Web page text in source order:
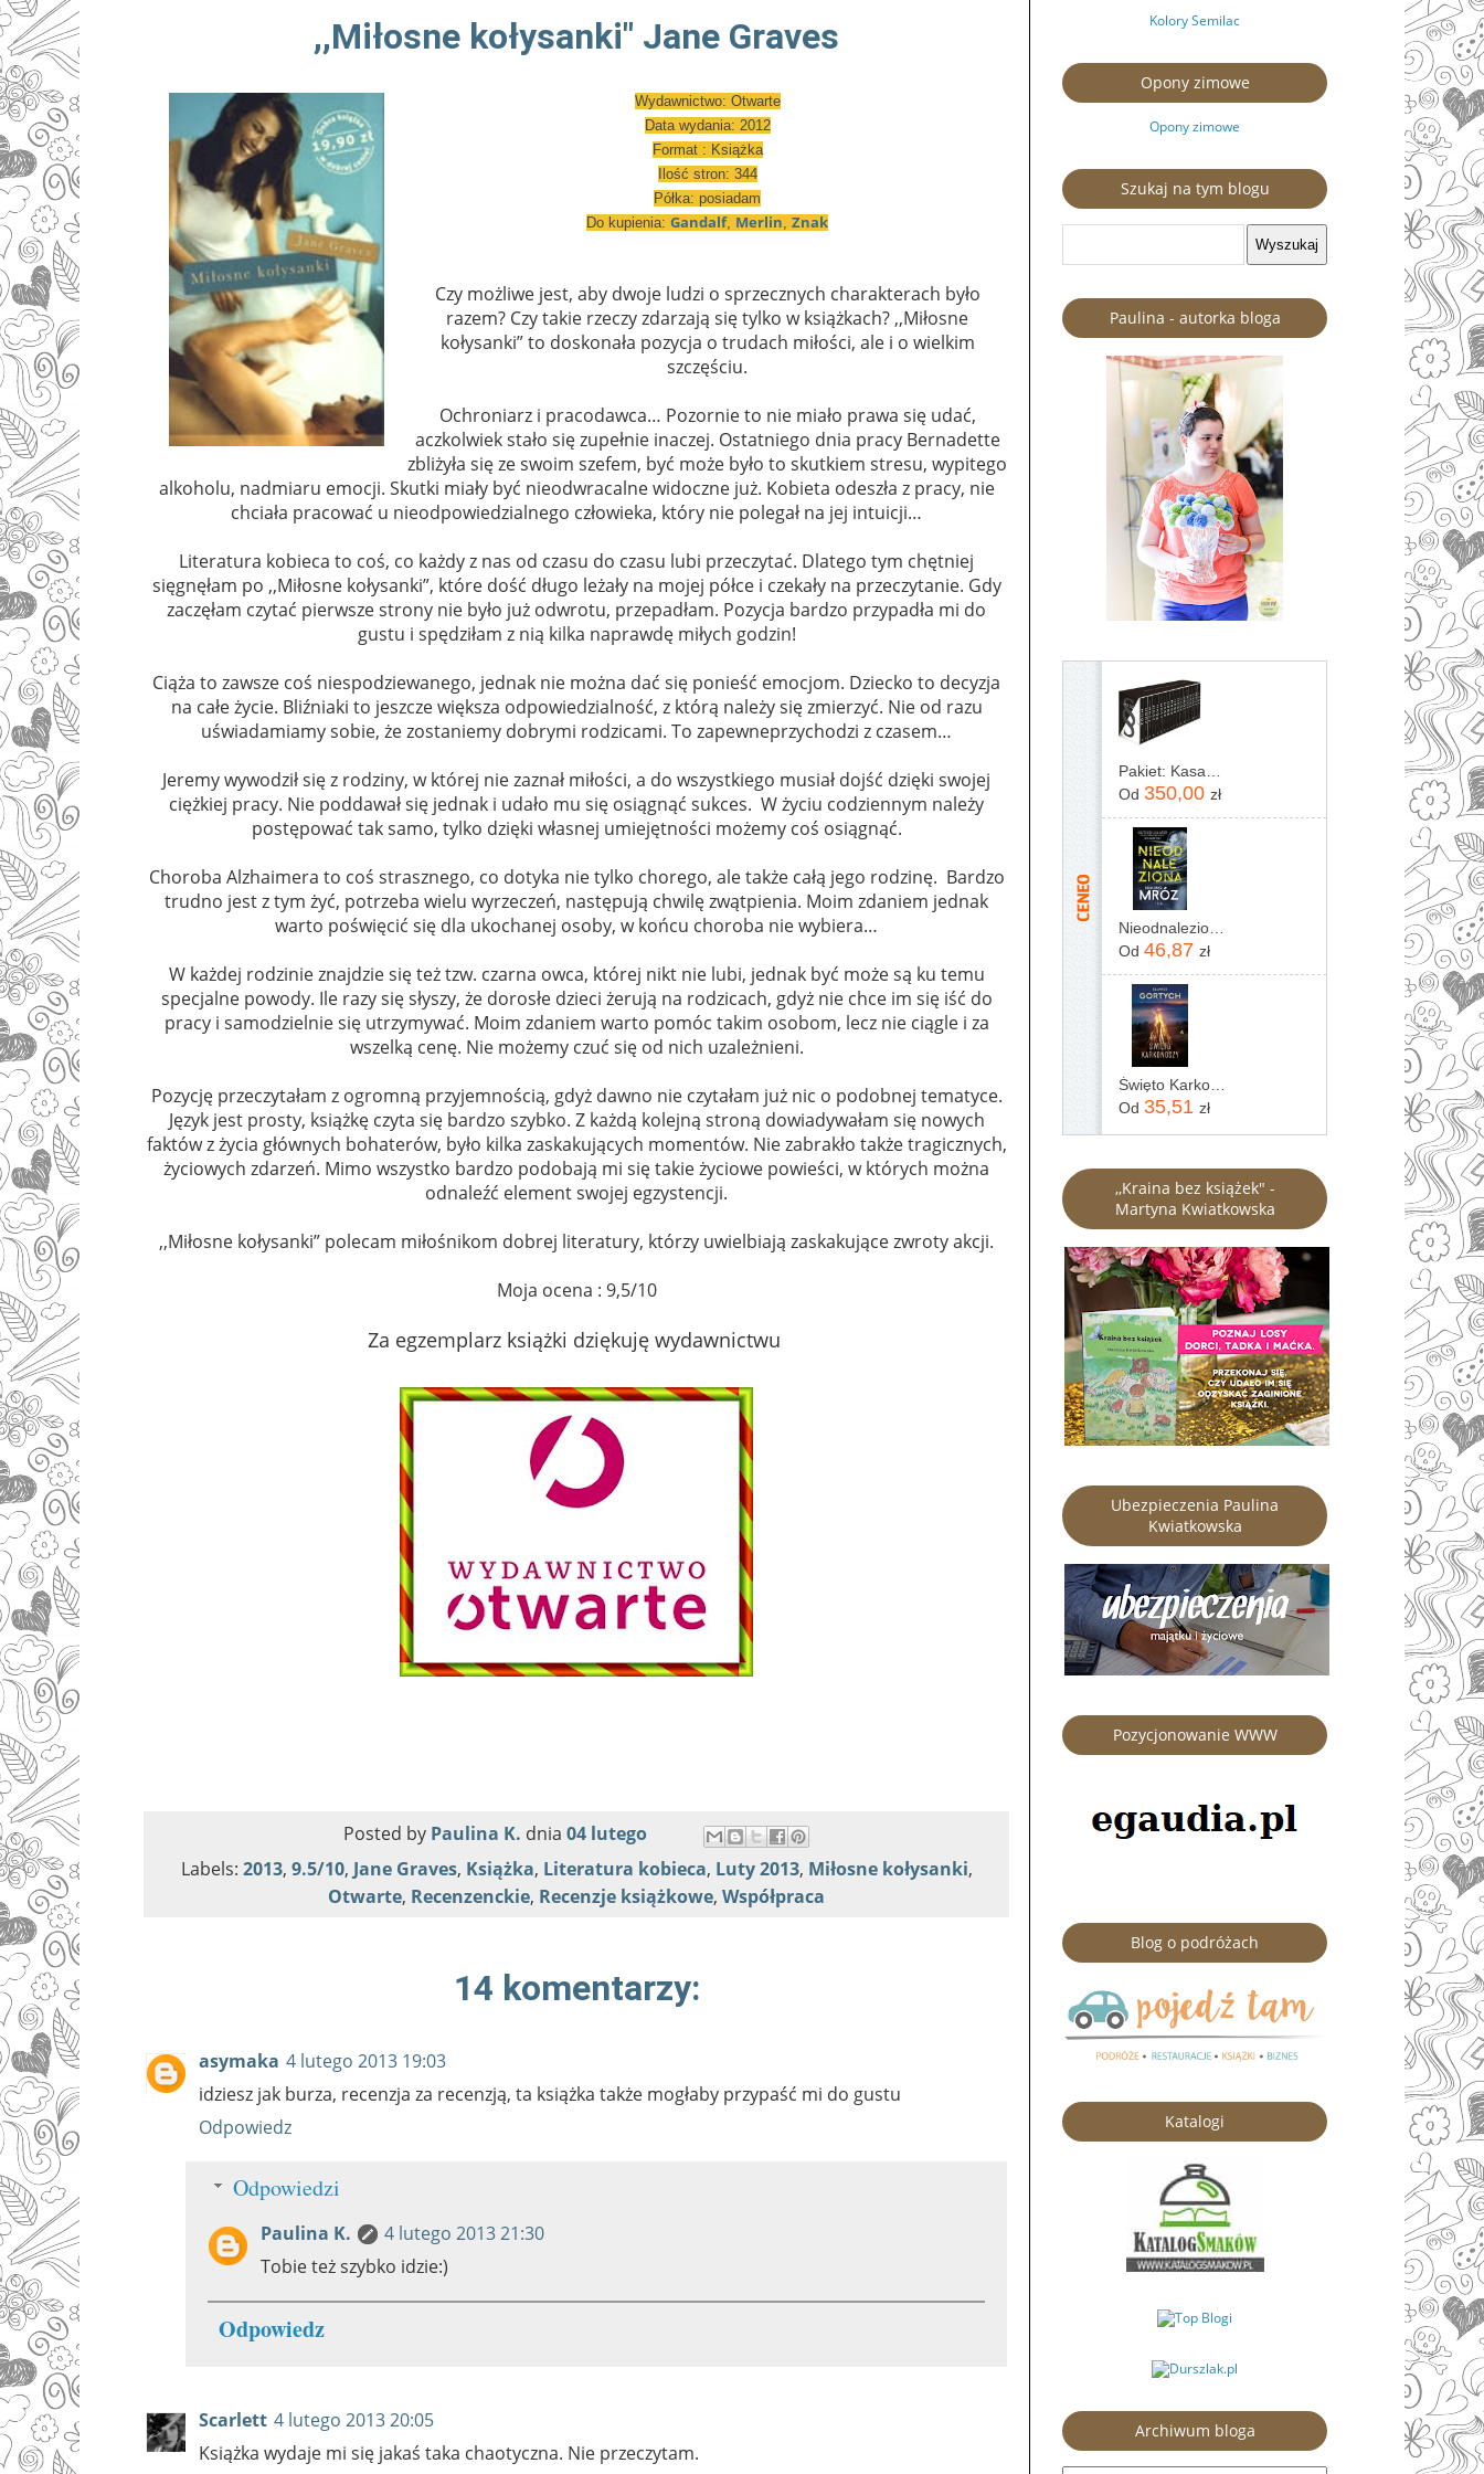
,,Miłosne kołysanki" Jane Graves
Wydawnictwo: Otwarte
Data wydania: 2012
Format : Książka
Ilość stron: 344
Półka: posiadam
Do kupienia: Gandalf, Merlin Znak
Czy możliwe jest, aby dwoje ludzi o sprzecznych charakterach było
razem? Czy takie rzeczy zdarzają się tylko w książkach? ,,Miłosne
kołysanki” to doskonała pozycja o trudach miłości, ale i o wielkim
szczęściu.
Ochroniarz i pracodawca… Pozornie to nie miało prawa się udać,
aczkolwiek stało się zupełnie inaczej. Ostatniego dnia pracy Bernadette
zbliżyła się ze swoim szefem, być może było to skutkiem stresu, wypitego
alkoholu, nadmiaru emocji. Skutki miały być nieodwracalne widoczne już. Kobieta odeszła z pracy, nie
chciała pracować u nieodpowiedzialnego człowieka, który nie polegał na jej intuicji…
Literatura kobieca to coś, co każdy z nas od czasu do czasu lubi przeczytać. Dlatego tym chętniej
sięgnęłam po ,,Miłosne kołysanki”, które dość długo leżały na mojej półce i czekały na przeczytanie. Gdy
zaczęłam czytać pierwsze strony nie było już odwrotu, przepadłam. Pozycja bardzo przypadła mi do
gustu i spędziłam z nią kilka naprawdę miłych godzin!
Ciąża to zawsze coś niespodziewanego, jednak nie można dać się ponieść emocjom. Dziecko to decyzja
na całe życie. Bliźniaki to jeszcze większa odpowiedzialność, z którą należy się zmierzyć. Nie od razu
uświadamiamy sobie, że zostaniemy dobrymi rodzicami. To zapewneprzychodzi z czasem…
Jeremy wywodził się z rodziny, w której nie zaznał miłości, a do wszystkiego musiał dojść dzięki swojej
ciężkiej pracy. Nie poddawał się jednak i udało mu się osiągnąć sukces. W życiu codziennym należy
postępować tak samo, tylko dzięki własnej umiejętności możemy coś osiągnąć.
Choroba Alzhaimera to coś strasznego, co dotyka nie tylko chorego, ale także całą jego rodzinę. Bardzo
trudno jest z tym żyć, potrzeba wielu wyrzeczeń, następują chwilę zwątpienia. Moim zdaniem jednak
warto poświęcić się dla ukochanej osoby, w końcu choroba nie wybiera…
W każdej rodzinie znajdzie się też tzw. czarna owca, której nikt nie lubi, jednak być może są ku temu
specjalne powody. Ile razy się słyszy, że dorosłe dzieci żerują na rodzicach, gdyż nie chce im się iść do
pracy i samodzielnie się utrzymywać. Moim zdaniem warto pomóc takim osobom, lecz nie ciągle i za
wszelką cenę. Nie możemy czuć się od nich uzależnieni.
Pozycję przeczytałam z ogromną przyjemnością, gdyż dawno nie czytałam już nic o podobnej tematyce.
Język jest prosty, książkę czyta się bardzo szybko. Z każdą kolejną stroną dowiadywałam się nowych
faktów z życia głównych bohaterów, było kilka zaskakujących momentów. Nie zabrakło także tragicznych,
życiowych zdarzeń. Mimo wszystko bardzo podobają mi się takie życiowe powieści, w których można
odnaleźć element swojej egzystencji.
,,Miłosne kołysanki” polecam miłośnikom dobrej literatury, którzy uwielbiają zaskakujące zwroty akcji.
Moja ocena : 9,5/10
Za egzemplarz książki dziękuję wydawnictwu
Posted by Paulina K. dnia 04 lutego
Labels: 2013, 9.5/10, Jane Graves, Książka, Literatura kobieca, Luty 2013, Miłosne kołysanki,
Otwarte, Recenzenckie, Recenzje książkowe, Współpraca
14 komentarzy:
asymaka 4 lutego 2013 19:03
idziesz jak burza, recenzja za recenzją, ta książka także mogłaby przypaść mi do gustu
Odpowiedz
Odpowiedzi
Paulina K.
4 lutego 2013 21:30
Tobie też szybko idzie:)
Odpowiedz
Scarlett 4 lutego 2013 20:05
Książka wydaje mi się jakaś taka chaotyczna. Nie przeczytam.
Kolory Semilac
Opony zimowe
Opony zimowe
Szukaj na tym blogu
Paulina - autorka bloga
Od 350,00 zł
Od 46,87 zł
Od 35,51 zł
,,Kraina bez książek" -
Martyna Kwiatkowska
Ubezpieczenia Paulina
Kwiatkowska
Pozycjonowanie WWW
Blog o podróżach
Katalogi
Archiwum bloga